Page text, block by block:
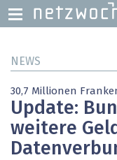
zumNEWS
30,7 Millionen
Update:
weitere